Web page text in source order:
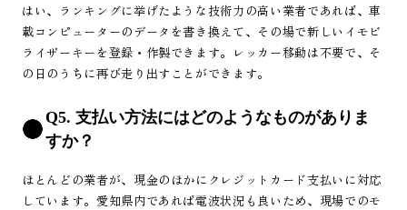
はい、ランキングに挙げたような技術力の高い業者であれば、車
載コンピューターのデータを書き換えて、その場で新しいイモビ
ライザーキーを登録・作製できます。レッカー移動は不要で、そ
の日のうちに再び走り出すことができます。
Q5. 支払い方法にはどのようなものがありま
すか？
ほとんどの業者が、現金のほかにクレジットカード支払いに対応
しています。愛知県内であれば電波状況も良いため、現場でのモ